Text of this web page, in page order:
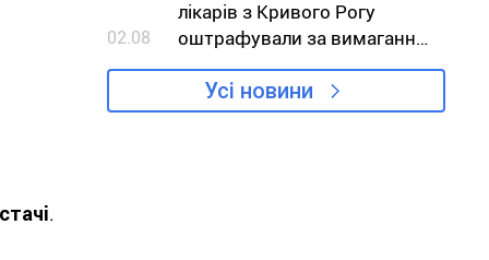
.
02.08
лікарів з Кривого Рогу
оштрафували за вимагання
грошей у пацієнта
Усі новини